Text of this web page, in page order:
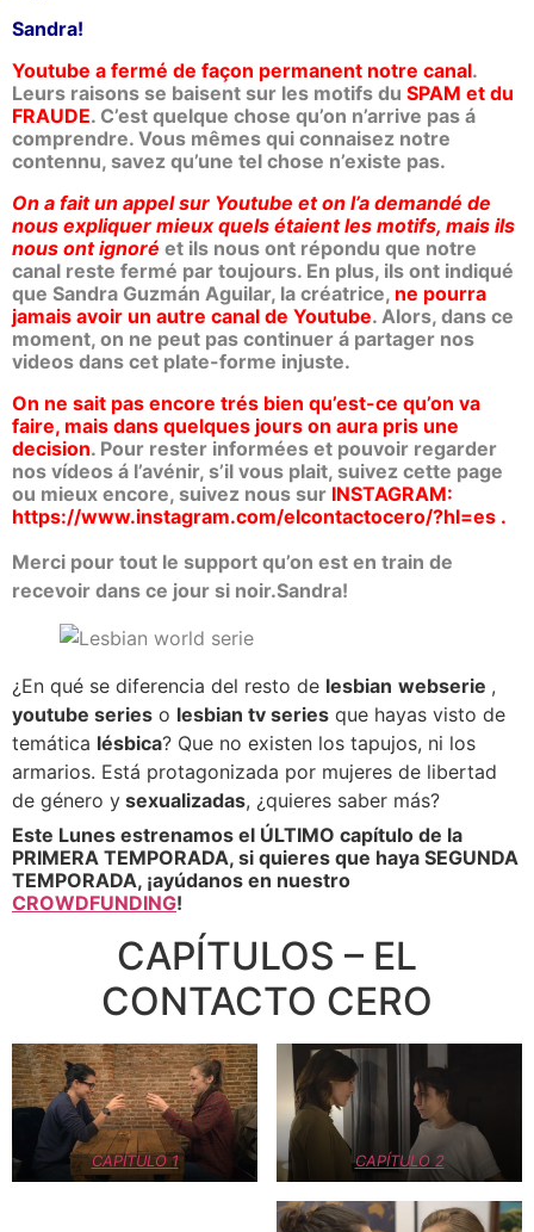
Sandra!
Youtube a fermé de façon permanent notre canal.
Leurs raisons se baisent sur les motifs du SPAM et du
FRAUDE. C’est quelque chose qu’on n’arrive pas á
comprendre. Vous mêmes qui connaisez notre
contennu, savez qu’une tel chose n’existe pas.
On a fait un appel sur Youtube et on l’a demandé de
nous expliquer mieux quels étaient les motifs, mais ils
nous ont ignoré et ils nous ont répondu que notre
canal reste fermé par toujours. En plus, ils ont indiqué
que Sandra Guzmán Aguilar, la créatrice, ne pourra
jamais avoir un autre canal de Youtube. Alors, dans ce
moment, on ne peut pas continuer á partager nos
videos dans cet plate-forme injuste.
On ne sait pas encore trés bien qu’est-ce qu’on va
faire, mais dans quelques jours on aura pris une
decision. Pour rester informées et pouvoir regarder
nos vídeos á l’avénir, s’il vous plait, suivez cette page
ou mieux encore, suivez nous sur INSTAGRAM:
https://www.instagram.com/elcontactocero/?hl=es .
Merci pour tout le support qu’on est en train de
recevoir dans ce jour si noir.Sandra!
¿En qué se diferencia del resto de lesbian webserie ,
youtube series o lesbian tv series que hayas visto de
temática lésbica? Que no existen los tapujos, ni los
armarios. Está protagonizada por mujeres de libertad
de género y sexualizadas, ¿quieres saber más?
Este Lunes estrenamos el ÚLTIMO capítulo de la
PRIMERA TEMPORADA, si quieres que haya SEGUNDA
TEMPORADA, ¡ayúdanos en nuestro
CROWDFUNDING!
CAPÍTULOS – EL
CONTACTO CERO
CAPÍTULO 1 CAPÍTULO 2